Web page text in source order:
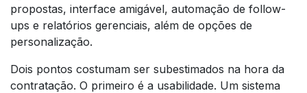
propostas, interface amigável, automação de follow-
ups e relatórios gerenciais, além de opções de
personalização.
Dois pontos costumam ser subestimados na hora da
contratação. O primeiro é a usabilidade. Um sistema